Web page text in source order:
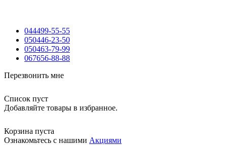
044499-55-55
050446-23-50
050463-79-99
067656-88-88
Перезвонить мне
Список пуст
Добавляйте товары в избранное.
Корзина пуста
Ознакомьтесь с нашими Акциями